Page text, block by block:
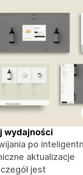
wydajności
po
aktualizacje
jest